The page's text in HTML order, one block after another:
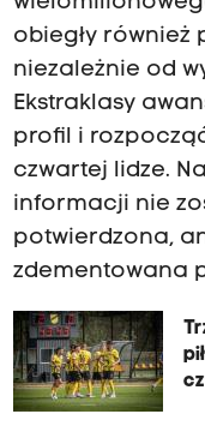
obiegły również
niezależnie od
Ekstraklasy
profil i
czwartej lidze.
informacji nie
potwierdzona,
zdementowana